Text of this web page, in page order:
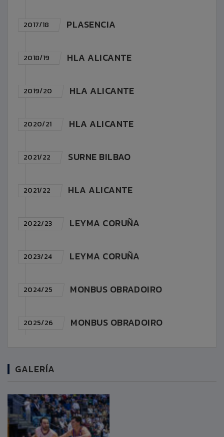
2017/18 PLASENCIA
2018/19 HLA ALICANTE
2019/20 HLA ALICANTE
2020/21 HLA ALICANTE
2021/22 SURNE BILBAO
2021/22 HLA ALICANTE
2022/23 LEYMA CORUÑA
2023/24 LEYMA CORUÑA
2024/25 MONBUS OBRADOIRO
2025/26 MONBUS OBRADOIRO
GALERÍA